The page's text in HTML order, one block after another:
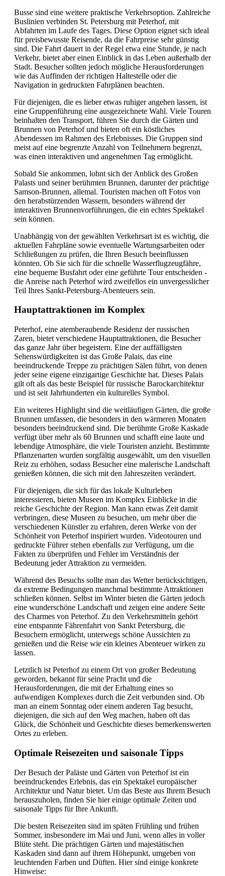
Busse sind eine weitere praktische Verkehrsoption. Zahlreiche
Buslinien verbinden St. Petersburg mit Peterhof, mit
Abfahrten im Laufe des Tages. Diese Option eignet sich ideal
für preisbewusste Reisende, da die Fahrpreise sehr günstig
sind. Die Fahrt dauert in der Regel etwa eine Stunde, je nach
Verkehr, bietet aber einen Einblick in das Leben außerhalb der
Stadt. Besucher sollten jedoch mögliche Herausforderungen
wie das Auffinden der richtigen Haltestelle oder die
Navigation in gedruckten Fahrplänen beachten.
Für diejenigen, die es lieber etwas ruhiger angehen lassen, ist
eine Gruppenführung eine ausgezeichnete Wahl. Viele Touren
beinhalten den Transport, führen Sie durch die Gärten und
Brunnen von Peterhof und bieten oft ein köstliches
Abendessen im Rahmen des Erlebnisses. Die Gruppen sind
meist auf eine begrenzte Anzahl von Teilnehmern begrenzt,
was einen interaktiven und angenehmen Tag ermöglicht.
Sobald Sie ankommen, lohnt sich der Anblick des Großen
Palasts und seiner berühmten Brunnen, darunter der prächtige
Samson-Brunnen, allemal. Touristen machen oft Fotos von
den herabstürzenden Wassern, besonders während der
interaktiven Brunnenvorführungen, die ein echtes Spektakel
sein können.
Unabhängig von der gewählten Verkehrsart ist es wichtig, die
aktuellen Fahrpläne sowie eventuelle Wartungsarbeiten oder
Schließungen zu prüfen, die Ihren Besuch beeinflussen
könnten. Ob Sie sich für die schnelle Wasserflugzeugfähre,
eine bequeme Busfahrt oder eine geführte Tour entscheiden -
die Anreise nach Peterhof wird zweifellos ein unvergesslicher
Teil Ihres Sankt-Petersburg-Abenteuers sein.
Hauptattraktionen im Komplex
Peterhof, eine atemberaubende Residenz der russischen
Zaren, bietet verschiedene Hauptattraktionen, die Besucher
das ganze Jahr über begeistern. Eine der auffälligsten
Sehenswürdigkeiten ist das Große Palais, das eine
beeindruckende Treppe zu prächtigen Sälen führt, von denen
jeder seine eigene einzigartige Geschichte hat. Dieses Palais
gilt oft als das beste Beispiel für russische Barockarchitektur
und ist seit Jahrhunderten ein kulturelles Symbol.
Ein weiteres Highlight sind die weitläufigen Gärten, die große
Brunnen umfassen, die besonders in den wärmeren Monaten
besonders beeindruckend sind. Die berühmte Große Kaskade
verfügt über mehr als 60 Brunnen und schafft eine laute und
lebendige Atmosphäre, die viele Touristen anzieht. Bestimmte
Pflanzenarten wurden sorgfältig ausgewählt, um den visuellen
Reiz zu erhöhen, sodass Besucher eine malerische Landschaft
genießen können, die sich mit den Jahreszeiten verändert.
Für diejenigen, die sich für das lokale Kulturleben
interessieren, bieten Museen im Komplex Einblicke in die
reiche Geschichte der Region. Man kann etwas Zeit damit
verbringen, diese Museen zu besuchen, um mehr über die
verschiedenen Künstler zu erfahren, deren Werke von der
Schönheit von Peterhof inspiriert wurden. Videotouren und
gedruckte Führer stehen ebenfalls zur Verfügung, um die
Fakten zu überprüfen und Fehler im Verständnis der
Bedeutung jeder Attraktion zu vermeiden.
Während des Besuchs sollte man das Wetter berücksichtigen,
da extreme Bedingungen manchmal bestimmte Attraktionen
schließen können. Selbst im Winter bieten die Gärten jedoch
eine wunderschöne Landschaft und zeigen eine andere Seite
des Charmes von Peterhof. Zu den Verkehrsmitteln gehört
eine entspannte Fährenfahrt von Sankt Petersburg, die
Besuchern ermöglicht, unterwegs schöne Aussichten zu
genießen und die Reise wie ein kleines Abenteuer wirken zu
lassen.
Letztlich ist Peterhof zu einem Ort von großer Bedeutung
geworden, bekannt für seine Pracht und die
Herausforderungen, die mit der Erhaltung eines so
aufwendigen Komplexes durch die Zeit verbunden sind. Ob
man an einem Sonntag oder einem anderen Tag besucht,
diejenigen, die sich auf den Weg machen, haben oft das
Glück, die Schönheit und Geschichte dieses bemerkenswerten
Ortes zu erleben.
Optimale Reisezeiten und saisonale Tipps
Der Besuch der Paläste und Gärten von Peterhof ist ein
beeindruckendes Erlebnis, das ein Spektakel europäischer
Architektur und Natur bietet. Um das Beste aus Ihrem Besuch
herauszuholen, finden Sie hier einige optimale Zeiten und
saisonale Tipps für Ihre Ankunft.
Die besten Reisezeiten sind im späten Frühling und frühen
Sommer, insbesondere im Mai und Juni, wenn alles in voller
Blüte steht. Die prächtigen Gärten und majestätischen
Kaskaden sind dann auf ihrem Höhepunkt, umgeben von
leuchtenden Farben und Düften. Hier sind einige konkrete
Hinweise: